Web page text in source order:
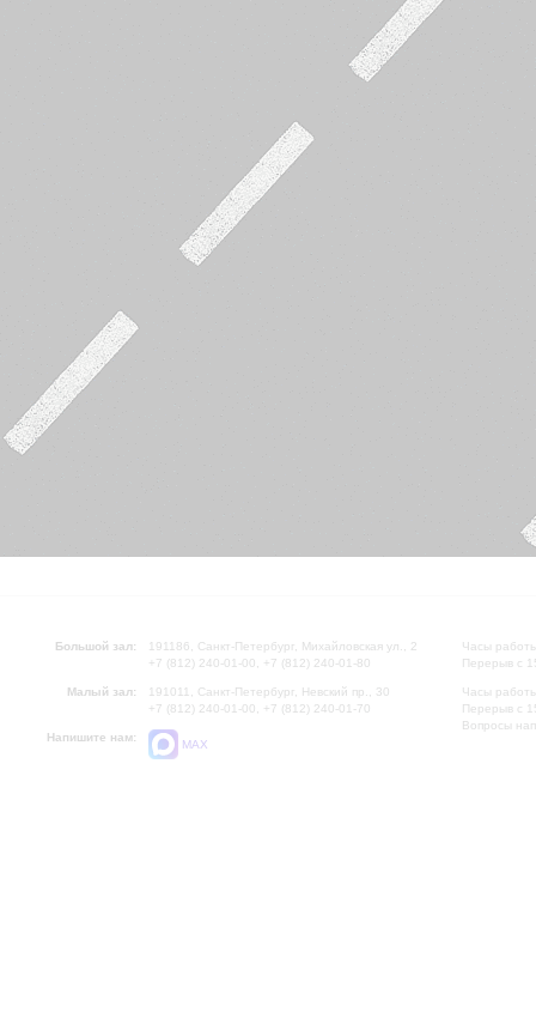
Большой зал:
191186, Санкт-Петербург, Михайловская ул., 2
+7 (812) 240-01-00, +7 (812) 240-01-80
Малый зал:
191011, Санкт-Петербург, Невский пр., 30
+7 (812) 240-01-00, +7 (812) 240-01-70
Напишите нам:
MAX
Часы
Перерыв с
Часы
Перерыв с
Вопросы